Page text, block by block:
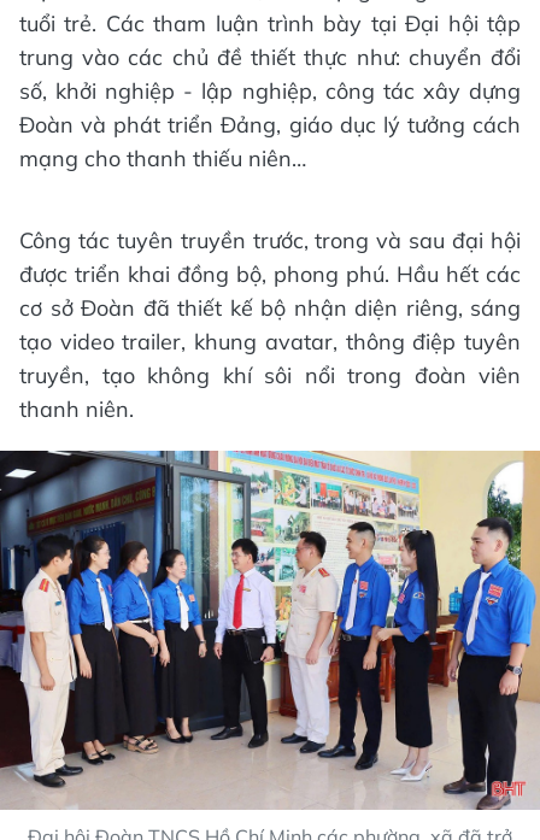
tuổi trẻ. Các tham luận trình bày tại Đại hội tập
trung vào các chủ đề thiết thực như: chuyển đổi
số, khởi nghiệp - lập nghiệp, công tác xây dựng
Đoàn và phát triển Đảng, giáo dục lý tưởng cách
mạng cho thanh thiếu niên…
Công tác tuyên truyền trước, trong và sau đại hội
được triển khai đồng bộ, phong phú. Hầu hết các
cơ sở Đoàn đã thiết kế bộ nhận diện riêng, sáng
tạo video trailer, khung avatar, thông điệp tuyên
truyền, tạo không khí sôi nổi trong đoàn viên
thanh niên.